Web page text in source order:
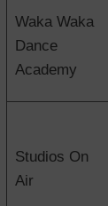
Waka Waka
Dance
Academy
Studios On
Air